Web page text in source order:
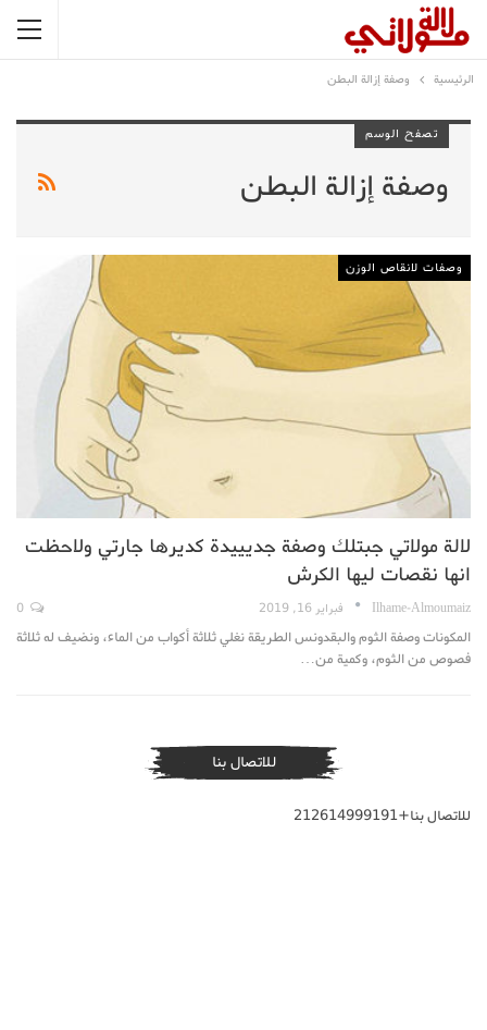
الرئيسية وصفة إزالة البطن
تصفح الوسم
وصفة إزالة البطن
وصفات لانقاص الوزن
لالة مولاتي جبتلك وصفة جديييدة كديرها جارتي ولاحظت
انها نقصات ليها الكرش
Ilhame-Almoumaiz فبراير 16, 2019
المكونات وصفة الثوم والبقدونس الطريقة نغلي ثلاثة أكواب من الماء، ونضيف له ثلاثة
فصوص من الثوم، وكمية من…
للاتصال بنا
للاتصال بنا+212614999191